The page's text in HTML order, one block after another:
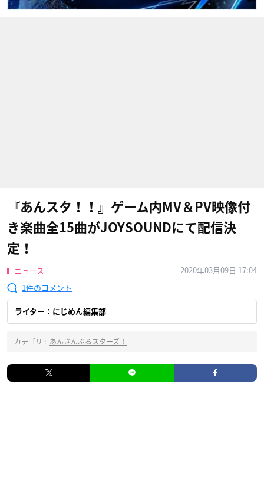
『あんスタ！！』ゲーム内MV＆PV映像付
き楽曲全15曲がJOYSOUNDにて配信決
定！
ニュース
2020年03月09日 17:04
1
ライター：にじめん編集部
カテゴリ : あんさんぶるスターズ！